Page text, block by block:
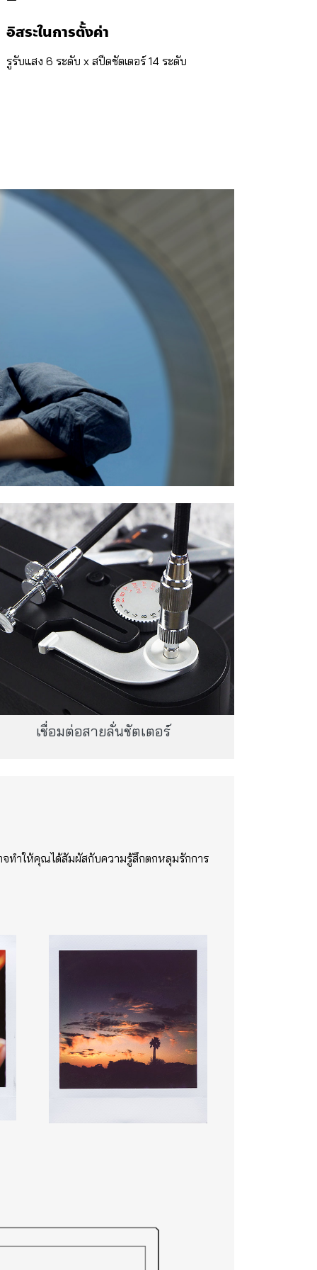
อิสระในการตั้งค่า
รูรับแสง 6 ระดับ x สปีดชัตเตอร์ 14 ระดับ
เชื่อมต่อสายลั่นชัตเตอร์
จทำให้คุณได้สัมผัสกับความรู้สึกตกหลุมรักการ